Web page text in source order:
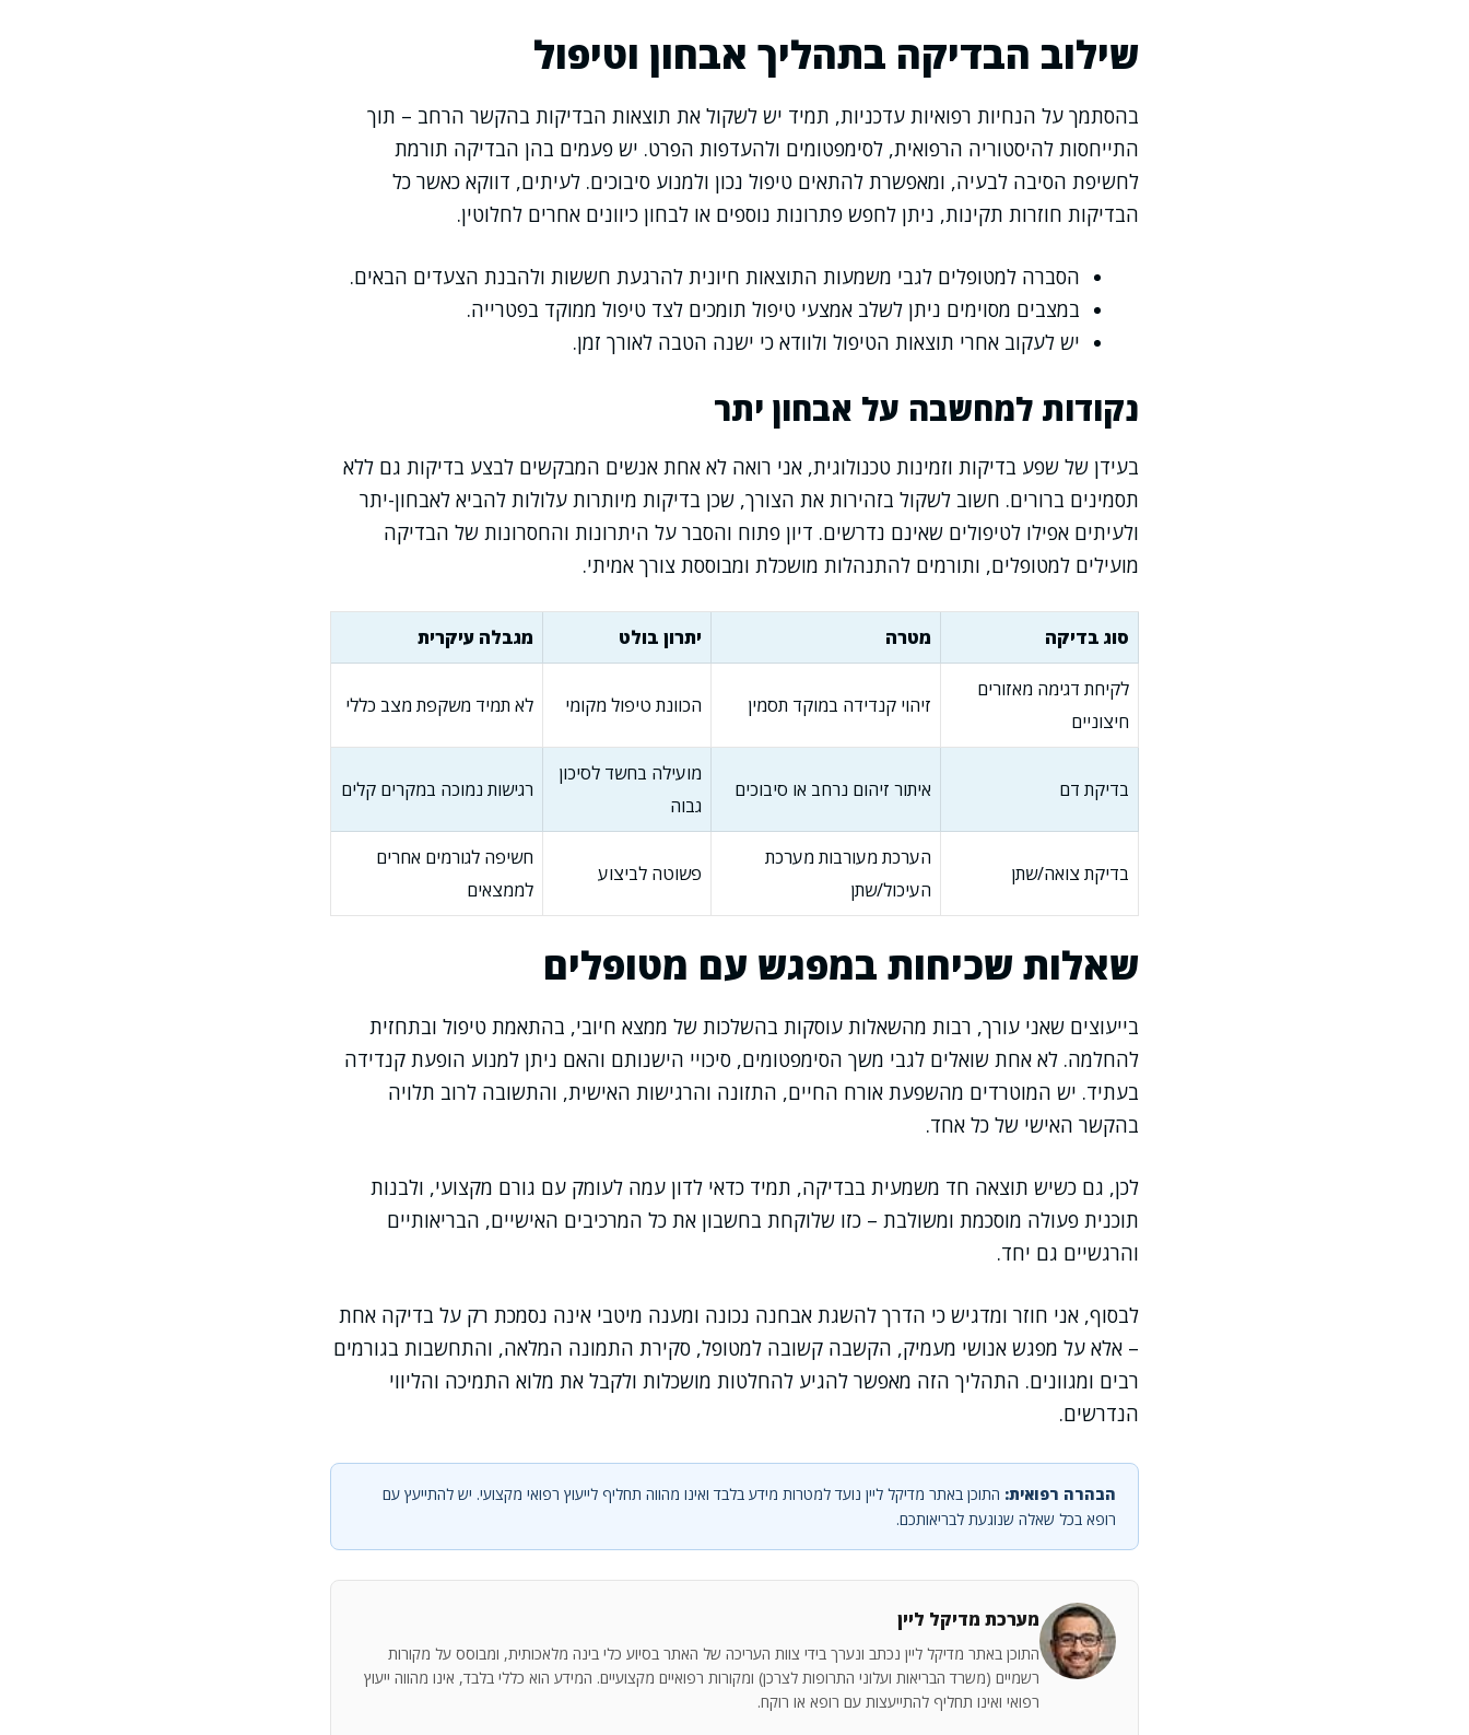
שילוב הבדיקה בתהליך אבחון וטיפול
בהסתמך על הנחיות רפואיות עדכניות, תמיד יש לשקול את תוצאות הבדיקות בהקשר הרחב – תוך
התייחסות להיסטוריה הרפואית, לסימפטומים ולהעדפות הפרט. יש פעמים בהן הבדיקה תורמת
לחשיפת הסיבה לבעיה, ומאפשרת להתאים טיפול נכון ולמנוע סיבוכים. לעיתים, דווקא כאשר כל
הבדיקות חוזרות תקינות, ניתן לחפש פתרונות נוספים או לבחון כיוונים אחרים לחלוטין.
הסברה למטופלים לגבי משמעות התוצאות חיונית להרגעת חששות ולהבנת הצעדים הבאים.
במצבים מסוימים ניתן לשלב אמצעי טיפול תומכים לצד טיפול ממוקד בפטרייה.
יש לעקוב אחרי תוצאות הטיפול ולוודא כי ישנה הטבה לאורך זמן.
נקודות למחשבה על אבחון יתר
בעידן של שפע בדיקות וזמינות טכנולוגית, אני רואה לא אחת אנשים המבקשים לבצע בדיקות גם ללא
תסמינים ברורים. חשוב לשקול בזהירות את הצורך, שכן בדיקות מיותרות עלולות להביא לאבחון-יתר
ולעיתים אפילו לטיפולים שאינם נדרשים. דיון פתוח והסבר על היתרונות והחסרונות של הבדיקה
מועילים למטופלים, ותורמים להתנהלות מושכלת ומבוססת צורך אמיתי.
סוג בדיקה מטרה יתרון בולט מגבלה עיקרית
לקיחת דגימה מאזורים
חיצוניים
זיהוי קנדידה במוקד תסמין הכוונת טיפול מקומי לא תמיד משקפת מצב כללי
בדיקת דם איתור זיהום נרחב או סיבוכים
מועילה בחשד לסיכון
גבוה
רגישות נמוכה במקרים קלים
בדיקת צואה/שתן
הערכת מעורבות מערכת
העיכול/שתן
פשוטה לביצוע
חשיפה לגורמים אחרים
לממצאים
שאלות שכיחות במפגש עם מטופלים
בייעוצים שאני עורך, רבות מהשאלות עוסקות בהשלכות של ממצא חיובי, בהתאמת טיפול ובתחזית
להחלמה. לא אחת שואלים לגבי משך הסימפטומים, סיכויי הישנותם והאם ניתן למנוע הופעת קנדידה
בעתיד. יש המוטרדים מהשפעת אורח החיים, התזונה והרגישות האישית, והתשובה לרוב תלויה
בהקשר האישי של כל אחד.
לכן, גם כשיש תוצאה חד משמעית בבדיקה, תמיד כדאי לדון עמה לעומק עם גורם מקצועי, ולבנות
תוכנית פעולה מוסכמת ומשולבת – כזו שלוקחת בחשבון את כל המרכיבים האישיים, הבריאותיים
והרגשיים גם יחד.
לבסוף, אני חוזר ומדגיש כי הדרך להשגת אבחנה נכונה ומענה מיטבי אינה נסמכת רק על בדיקה אחת
– אלא על מפגש אנושי מעמיק, הקשבה קשובה למטופל, סקירת התמונה המלאה, והתחשבות בגורמים
רבים ומגוונים. התהליך הזה מאפשר להגיע להחלטות מושכלות ולקבל את מלוא התמיכה והליווי
הנדרשים.
הבהרה רפואית: התוכן באתר מדיקל ליין נועד למטרות מידע בלבד ואינו מהווה תחליף לייעוץ רפואי מקצועי. יש להתייעץ עם
רופא בכל שאלה שנוגעת לבריאותכם.
מערכת מדיקל ליין
התוכן באתר מדיקל ליין נכתב ונערך בידי צוות העריכה של האתר בסיוע כלי בינה מלאכותית, ומבוסס על מקורות
רשמיים (משרד הבריאות ועלוני התרופות לצרכן) ומקורות רפואיים מקצועיים. המידע הוא כללי בלבד, אינו מהווה ייעוץ
רפואי ואינו תחליף להתייעצות עם רופא או רוקח.